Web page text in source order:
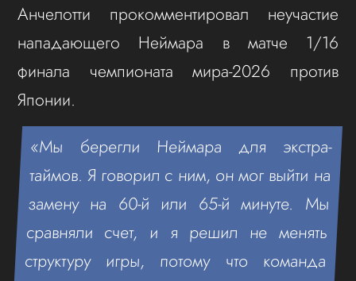
Анчелотти прокомментировал неучастие
нападающего Неймара в матче 1/16
финала чемпионата мира-2026 против
Японии.
«Мы берегли Неймара для экстра-
таймов. Я говорил с ним, он мог выйти на
замену на 60-й или 65-й минуте. Мы
сравняли счет, и я решил не менять
структуру игры, потому что команда